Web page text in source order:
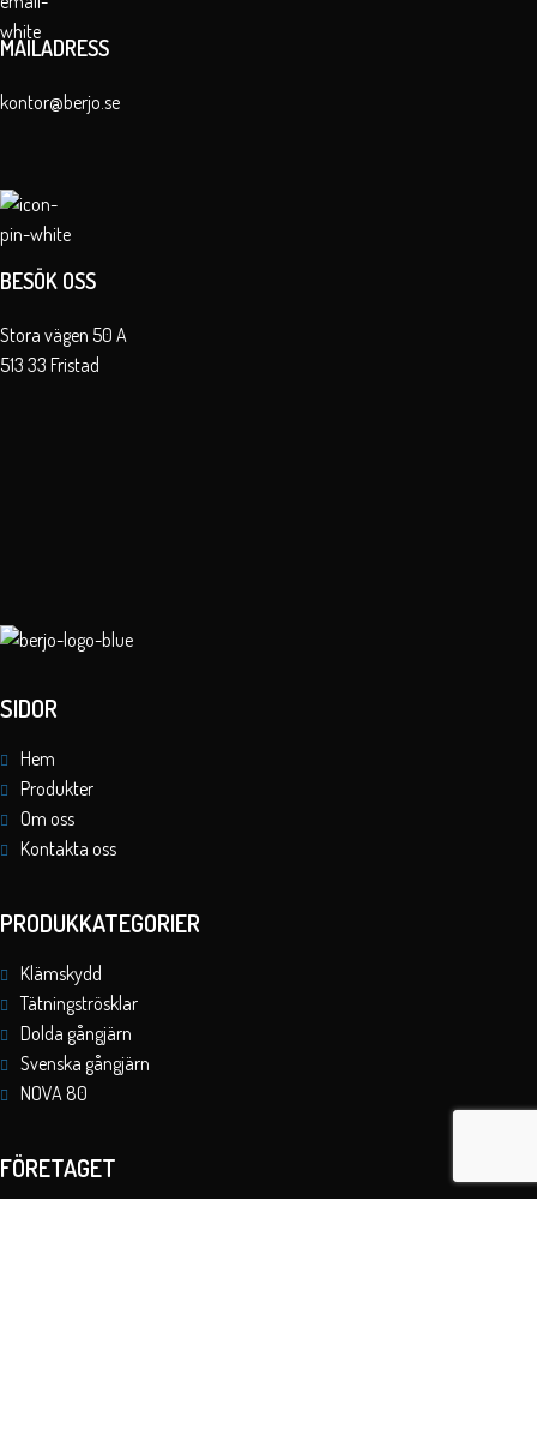
MAILADRESS
kontor@berjo.se
BESÖK OSS
Stora vägen 50 A
513 33 Fristad
SIDOR
Hem
Produkter
Om oss
Kontakta oss
PRODUKKATEGORIER
Klämskydd
Tätningströsklar
Dolda gångjärn
Svenska gångjärn
NOVA 80
FÖRETAGET